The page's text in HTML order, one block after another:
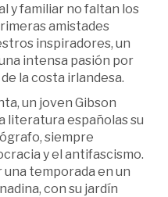
y familiar no faltan los
amistades
inspiradores, un
intensa pasión por
la costa irlandesa.
un joven Gibson
literatura españolas su
siempre
y el antifascismo.
una temporada en un
con su jardín